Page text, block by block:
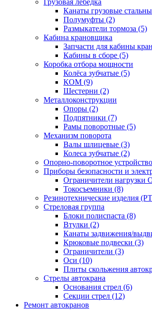
Канаты грузовые
Полумуфты (2)
Размыкатели тормоза (5)
Кабина крановщика
Запчасти для кабины
Кабины в сборе (5)
Коробка отбора мощности
Колёса зубчатые (5)
КОМ (9)
Шестерни (2)
Металлоконструкции
Опоры (2)
Подпятники (7)
Рамы поворотные (5)
Механизм поворота
Валы шлицевые (3)
Колеса зубчатые (2)
Опорно-поворотное устройство
Приборы безопасности и
Ограничители нагрузки
Токосъемники (8)
Резинотехнические изделия
Стреловая группа
Блоки полиспаста (8)
Втулки (2)
Канаты задвижения/
Крюковые подвески (3)
Ограничители (3)
Оси (10)
Плиты скольжения
Стрелы автокрана
Основания стрел (6)
Секции стрел (12)
Ремонт автокранов